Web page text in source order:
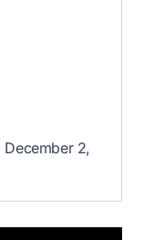
December 2,